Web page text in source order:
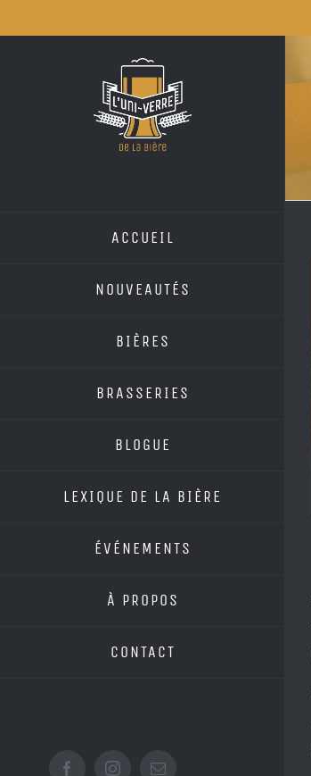
to
ACCUEIL
NOUVEAUTÉS
BIÈRES
BRASSERIES
BLOGUE
LEXIQUE DE LA BIÈRE
ÉVÉNEMENTS
À PROPOS
CONTACT